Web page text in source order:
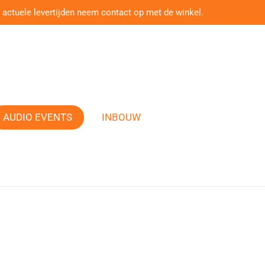
levertijden neem contact op met de winkel.
AUDIO EVENTS INBOUW